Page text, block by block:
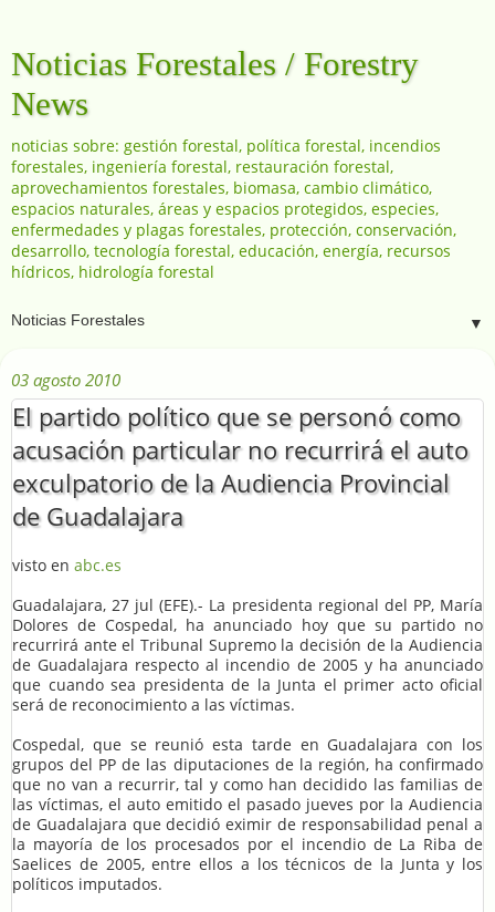
Noticias Forestales / Forestry
News
noticias sobre: gestión forestal, política forestal, incendios
forestales, ingeniería forestal, restauración forestal,
aprovechamientos forestales, biomasa, cambio climático,
espacios naturales, áreas y espacios protegidos, especies,
enfermedades y plagas forestales, protección, conservación,
desarrollo, tecnología forestal, educación, energía, recursos
hídricos, hidrología forestal
▼
03 agosto 2010
El partido político que se personó como
acusación particular no recurrirá el auto
exculpatorio de la Audiencia Provincial
de Guadalajara
visto en abc.es
Guadalajara, 27 jul (EFE).- La presidenta regional del PP, María
Dolores de Cospedal, ha anunciado hoy que su partido no
recurrirá ante el Tribunal Supremo la decisión de la Audiencia
de Guadalajara respecto al incendio de 2005 y ha anunciado
que cuando sea presidenta de la Junta el primer acto oficial
será de reconocimiento a las víctimas.
Cospedal, que se reunió esta tarde en Guadalajara con los
grupos del PP de las diputaciones de la región, ha confirmado
que no van a recurrir, tal y como han decidido las familias de
las víctimas, el auto emitido el pasado jueves por la Audiencia
de Guadalajara que decidió eximir de responsabilidad penal a
la mayoría de los procesados por el incendio de La Riba de
Saelices de 2005, entre ellos a los técnicos de la Junta y los
políticos imputados.